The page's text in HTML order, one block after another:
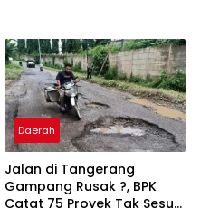
Daerah
Jalan di Tangerang
Gampang Rusak ?, BPK
Catat 75 Proyek Tak Sesuai